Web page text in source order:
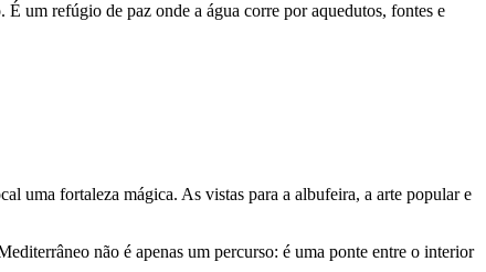
É um refúgio de paz onde a água corre por aquedutos, fontes e
uma fortaleza mágica. As vistas para a albufeira, a arte popular e
não é apenas um percurso: é uma ponte entre o interior